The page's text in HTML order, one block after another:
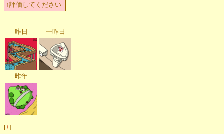
↑評価してください
昨日 一昨日
昨年
[+]